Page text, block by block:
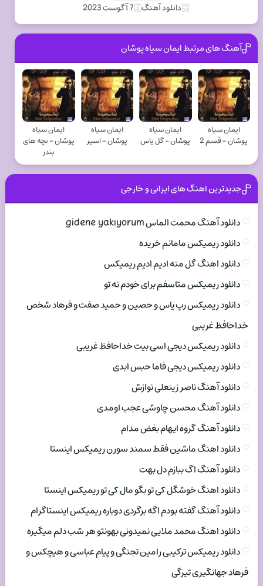
دانلود آهنگ 7 آگوست 2023
آهنگ های مرتبط ایمان سیاه پوشان
ایمان سیاه
پوشان - قسم 2
ایمان سیاه
پوشان - گل یاس
ایمان سیاه
پوشان - اسیر
ایمان سیاه
پوشان - بچه های
بندر
جدیدترین اهنگ های ایرانی و خارجی
دانلود آهنگ محمت الماس gidene yakıyorum
دانلود ریمیکس مامانم خریده
دانلود اهنگ گل منه ادیم ادیم ریمیکس
دانلود ریمیکس متاسفم برای خودم نه تو
دانلود ریمیکس رپ یاس و حصین و حمید صفت و فرهاد شخص
خداحافظ غریبی
دانلود ریمیکس دیجی اسی بیت خداحافظ غریبی
دانلود ریمیکس دیجی فاما حبس ابدی
دانلود آهنگ ناصر زینعلی نوازش
دانلود آهنگ محسن چاوشی عجب اومدی
دانلود آهنگ گروه ایهام بغض مدام
دانلود اهنگ ماشین فقط سمند سورن ریمیکس اینستا
دانلود آهنگ اگ ببازم دل بهت
دانلود اهنگ خوشگل کی تو بگو مال کی تو ریمیکس اینستا
دانلود آهنگ گفته بودم اگه برگردی دوباره ریمیکس اینستاگرام
دانلود اهنگ محمد ملایی نمیدونی بهونتو هر شب دلم میگیره
دانلود ریمیکس ترکیبی رامین تجنگی و پیام عباسی و هیچکس و
فرهاد جهانگیری تیرگی